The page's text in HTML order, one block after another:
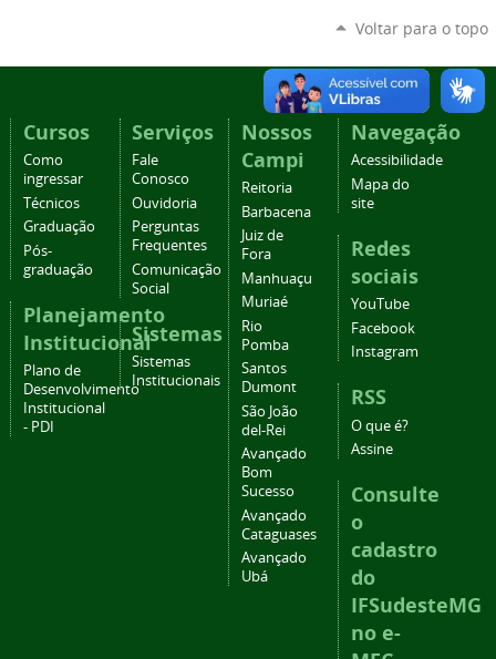
Voltar para o topo
Cursos
Como
ingressar
Técnicos
Graduação
Pós-
graduação
Planejamento
Institucional
Plano de
Desenvolvimento
Institucional
- PDI
Serviços
Fale
Conosco
Ouvidoria
Perguntas
Frequentes
Comunicação
Social
Sistemas
Sistemas
Institucionais
Nossos
Campi
Reitoria
Barbacena
Juiz de
Fora
Manhuaçu
Muriaé
Rio
Pomba
Santos
Dumont
São João
del-Rei
Avançado
Bom
Sucesso
Avançado
Cataguases
Avançado
Ubá
Navegação
Acessibilidade
Mapa do
site
Redes
sociais
YouTube
Facebook
Instagram
RSS
O que é?
Assine
Consulte
o
cadastro
do
IFSudesteMG
no e-